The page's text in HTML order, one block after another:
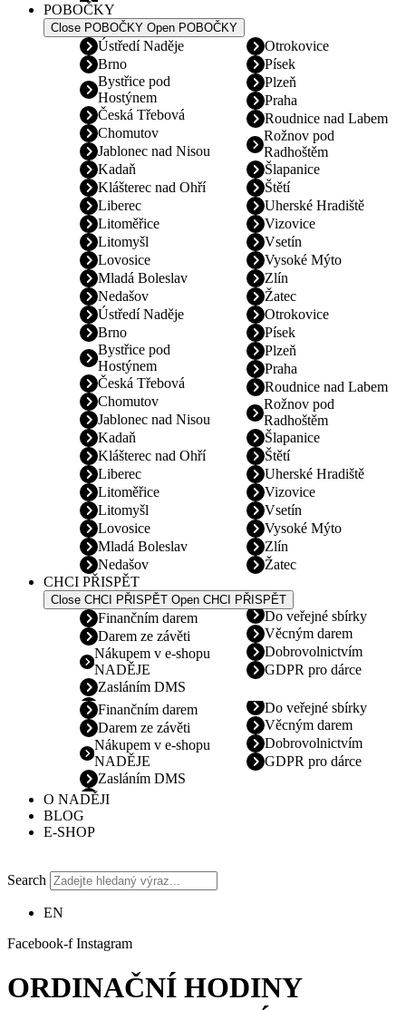
POBOČKY
Close POBOČKY Open POBOČKY
Ústředí Naděje
Brno
Bystřice pod
Hostýnem
Česká Třebová
Chomutov
Jablonec nad Nisou
Kadaň
Klášterec nad Ohří
Liberec
Litoměřice
Litomyšl
Lovosice
Mladá Boleslav
Nedašov
Otrokovice
Písek
Plzeň
Praha
Roudnice nad Labem
Rožnov pod
Radhoštěm
Šlapanice
Štětí
Uherské Hradiště
Vizovice
Vsetín
Vysoké Mýto
Zlín
Žatec
Ústředí Naděje
Brno
Bystřice pod
Hostýnem
Česká Třebová
Chomutov
Jablonec nad Nisou
Kadaň
Klášterec nad Ohří
Liberec
Litoměřice
Litomyšl
Lovosice
Mladá Boleslav
Nedašov
Otrokovice
Písek
Plzeň
Praha
Roudnice nad Labem
Rožnov pod
Radhoštěm
Šlapanice
Štětí
Uherské Hradiště
Vizovice
Vsetín
Vysoké Mýto
Zlín
Žatec
CHCI PŘISPĚT
Close CHCI PŘISPĚT Open CHCI PŘISPĚT
Finančním darem
Darem ze závěti
Nákupem v e-shopu
NADĚJE
Zasláním DMS
Do veřejné sbírky
Věcným darem
Dobrovolnictvím
GDPR pro dárce
Finančním darem
Darem ze závěti
Nákupem v e-shopu
NADĚJE
Zasláním DMS
Do veřejné sbírky
Věcným darem
Dobrovolnictvím
GDPR pro dárce
O NADĚJI
BLOG
E-SHOP
Search
EN
Facebook-f Instagram
ORDINAČNÍ HODINY